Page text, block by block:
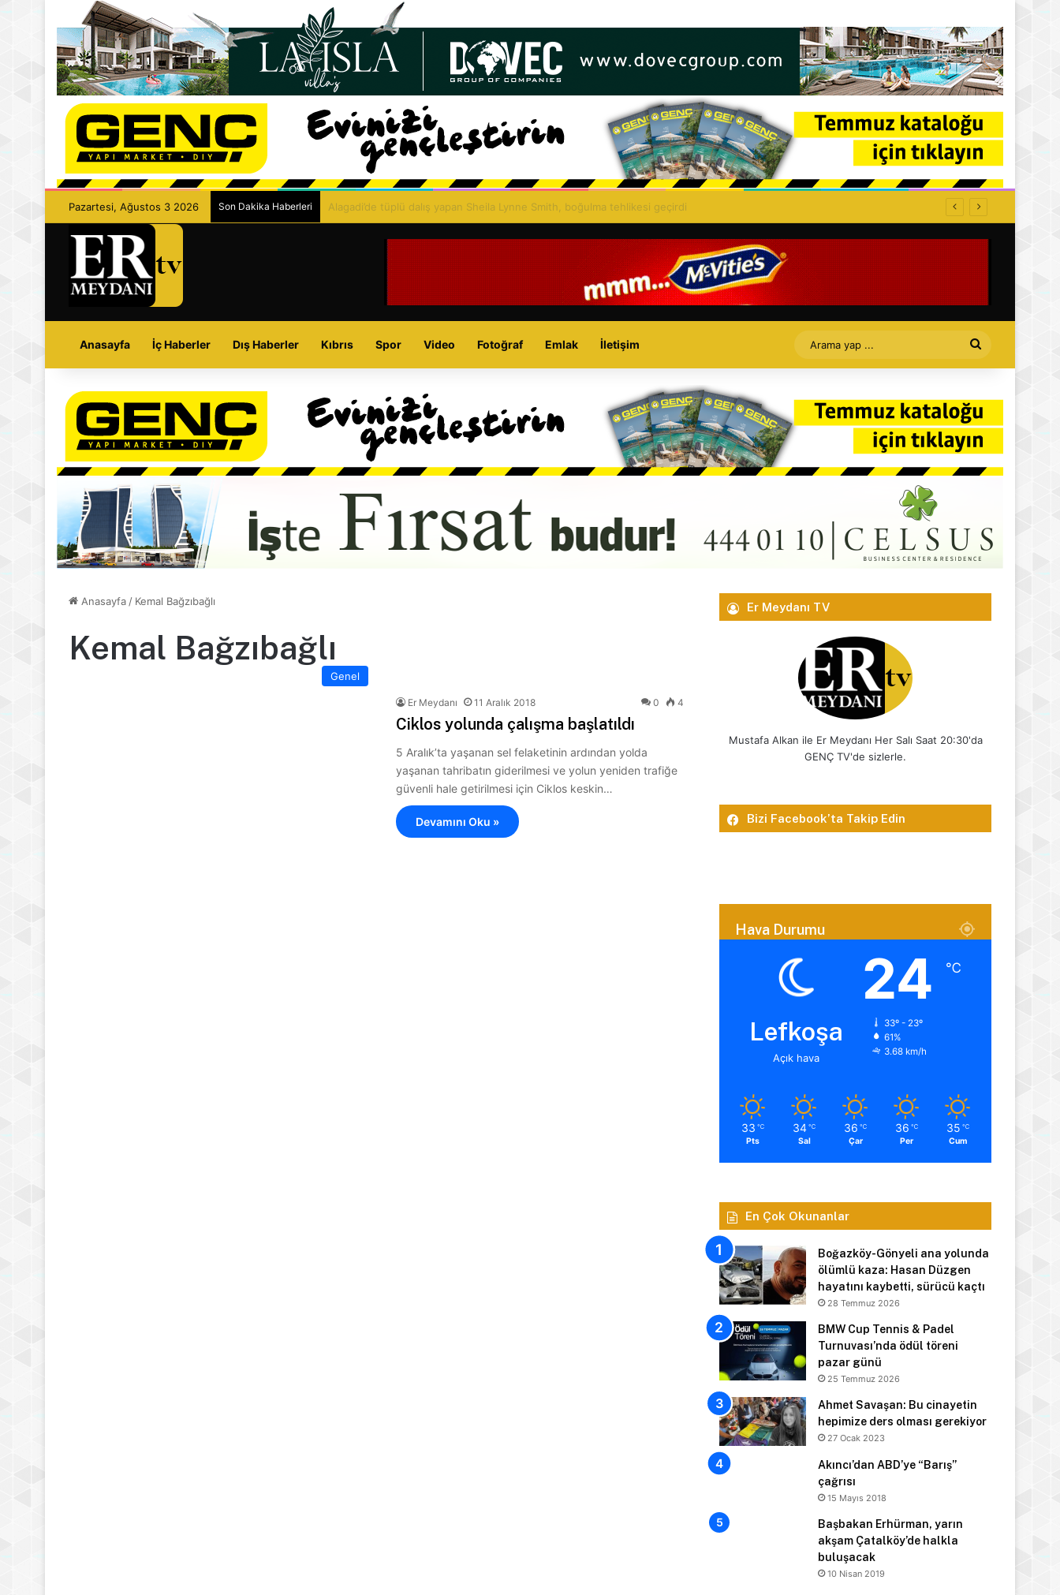
Pazartesi, Ağustos 3 2026 Son Dakika Haberleri Kathimerini: Guterres GYÖ’ler aracılığıyla konferans talep etti
Anasayfa İç Haberler Dış Haberler Kıbrıs Spor Video Fotoğraf Emlak İletişim
Arama
yap
...
Anasayfa/ Kemal Bağzıbağlı
Kemal Bağzıbağlı
Genel
Er Meydanı 11 Aralık 2018 0 4
Ciklos yolunda çalışma başlatıldı
5 Aralık’ta yaşanan sel felaketinin ardından yolda
yaşanan tahribatın giderilmesi ve yolun yeniden trafiğe
güvenli hale getirilmesi için Ciklos keskin…
Devamını Oku »
Er Meydanı TV
Mustafa Alkan ile Er Meydanı Her Salı Saat 20:30'da
GENÇ TV'de sizlerle.
Bizi Facebook’ta Takip Edin
Hava Durumu
Lefkoşa
Açık hava
24 ℃
33º - 23º
61%
3.68 km/h
33 ℃
Pts
34 ℃
Sal
36 ℃
Çar
36 ℃
Per
35 ℃
Cum
En Çok Okunanlar
Boğazköy-Gönyeli ana yolunda
ölümlü kaza: Hasan Düzgen
hayatını kaybetti, sürücü kaçtı
28 Temmuz 2026
BMW Cup Tennis & Padel
Turnuvası’nda ödül töreni
pazar günü
25 Temmuz 2026
Ahmet Savaşan: Bu cinayetin
hepimize ders olması gerekiyor
27 Ocak 2023
Akıncı’dan ABD’ye “Barış”
çağrısı
15 Mayıs 2018
Başbakan Erhürman, yarın
akşam Çatalköy’de halkla
buluşacak
10 Nisan 2019